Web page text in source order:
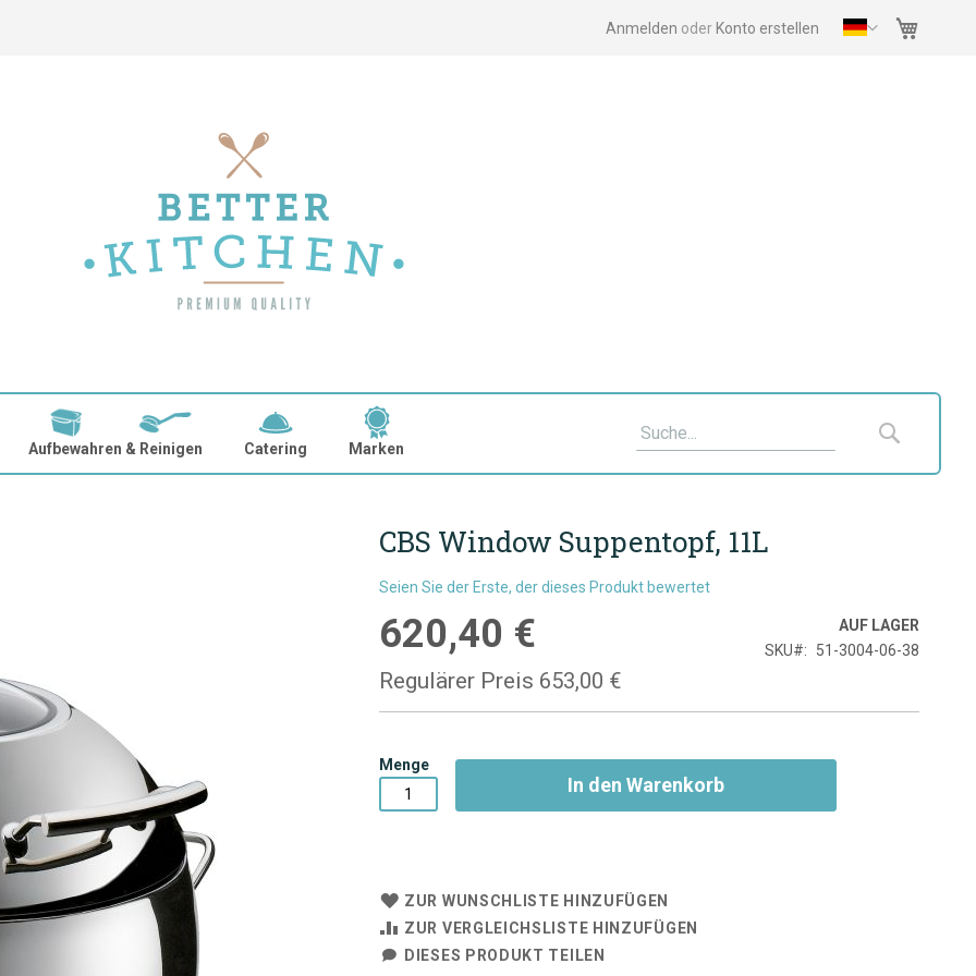
Anmelden Konto erstellen
Aufbewahren & Reinigen Catering Marken Suche
CBS Window Suppentopf, 11L
Seien Sie der Erste, der dieses Produkt bewertet
Sonderpreis
620,40 €
Regulärer Preis 653,00 €
AUF LAGER
SKU
51-3004-06-38
Menge
In den Warenkorb
ZUR WUNSCHLISTE HINZUFÜGEN
ZUR VERGLEICHSLISTE HINZUFÜGEN
DIESES PRODUKT TEILEN